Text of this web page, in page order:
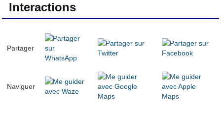
Interactions
Partager
Naviguer